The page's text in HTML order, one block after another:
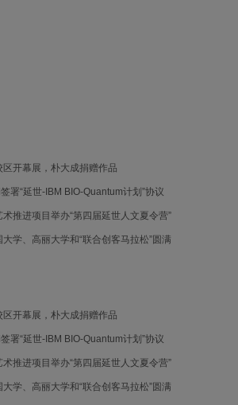
区开幕展，朴大成捐赠作品
署“延世-IBM BIO-Quantum计划”协议
推进项目举办“第四届延世人文夏令营”
学、高丽大学和“联合创客马拉松”圆满
区开幕展，朴大成捐赠作品
署“延世-IBM BIO-Quantum计划”协议
推进项目举办“第四届延世人文夏令营”
学、高丽大学和“联合创客马拉松”圆满